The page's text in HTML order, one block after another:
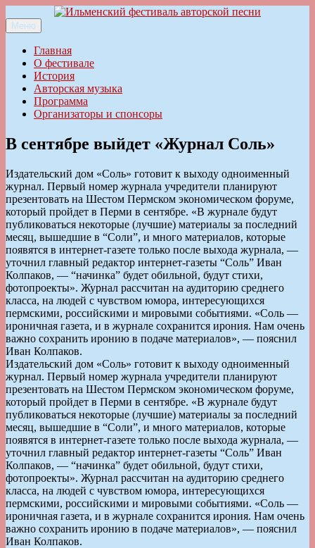
к
содержимому
Ильменский фестиваль авторской песни
Меню
Главная
О фестивале
История
Авторская музыка
Программа
Организаторы и спонсоры
В сентябре выйдет «Журнал Соль»
Издательский дом «Соль» готовит к выходу одноименный
журнал. Первый номер журнала учредители планируют
презентовать на Шестом Пермском экономическом форуме,
который пройдет в Перми в сентябре. «В журнале будут
публиковаться некоторые (лучшие) материалы за последний
месяц, вышедшие в “Соли”, и много материалов, которые
появятся в интернет-газете только после выхода журнала, —
уточнил главный редактор интернет-газеты “Соль” Иван
Колпаков, — “начинка” будет обильной, будут стихи,
фотопроекты». Журнал рассчитан на аудиторию среднего
класса, на людей с чувством юмора, интересующихся
пермскими, российскими и мировыми событиями. «Соль —
ироничная газета, и в журнале сохранится ирония. Нам очень
важно сохранить иронию в подаче материалов», — пояснил
Иван Колпаков.
Издательский дом «Соль» готовит к выходу одноименный
журнал. Первый номер журнала учредители планируют
презентовать на Шестом Пермском экономическом форуме,
который пройдет в Перми в сентябре. «В журнале будут
публиковаться некоторые (лучшие) материалы за последний
месяц, вышедшие в “Соли”, и много материалов, которые
появятся в интернет-газете только после выхода журнала, —
уточнил главный редактор интернет-газеты “Соль” Иван
Колпаков, — “начинка” будет обильной, будут стихи,
фотопроекты». Журнал рассчитан на аудиторию среднего
класса, на людей с чувством юмора, интересующихся
пермскими, российскими и мировыми событиями. «Соль —
ироничная газета, и в журнале сохранится ирония. Нам очень
важно сохранить иронию в подаче материалов», — пояснил
Иван Колпаков.